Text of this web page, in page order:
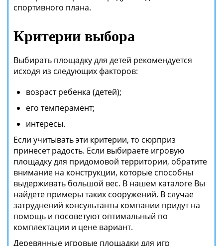
спортивного плана.
Критерии выбора
Выбирать площадку для детей рекомендуется
исходя из следующих факторов:
возраст ребенка (детей);
его темперамент;
интересы.
Если учитывать эти критерии, то сюрприз
принесет радость. Если выбираете игровую
площадку для придомовой территории, обратите
внимание на конструкции, которые способны
выдерживать большой вес. В нашем каталоге Вы
найдете примеры таких сооружений. В случае
затруднений консультанты компании придут на
помощь и посоветуют оптимальный по
комплектации и цене вариант.
Деревянные игровые площадки для игр